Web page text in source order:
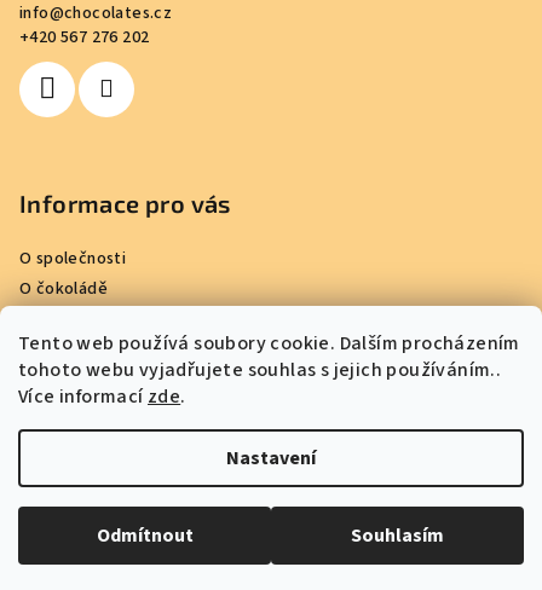
Tento web používá soubory cookie. Dalším procházením
tohoto webu vyjadřujete souhlas s jejich používáním..
Více informacízde.
Nastavení
Odmítnout Souhlasím
info@chocolates.cz
+420 567 276 202
Informace pro vás
O společnosti
O čokoládě
Reference
Obchodní podmínky
Podmínky ochrany osobních údajů
Kontakty
Kamila Chocolates
Vytvořil Shoptet